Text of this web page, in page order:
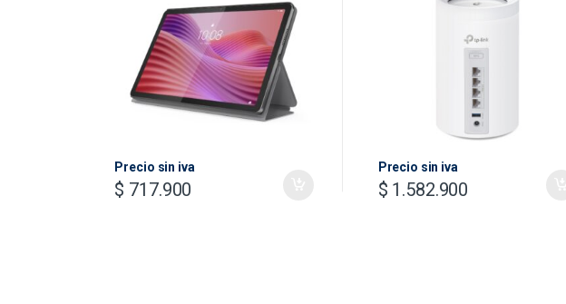
ESTUCHE TIPO FOLIO +
CARGADOR
Precio sin iva
$ 717.900
Precio sin iva
$ 1.582.900